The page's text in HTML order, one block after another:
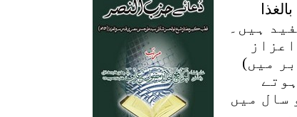
ہیں۔
میں)
سال میں